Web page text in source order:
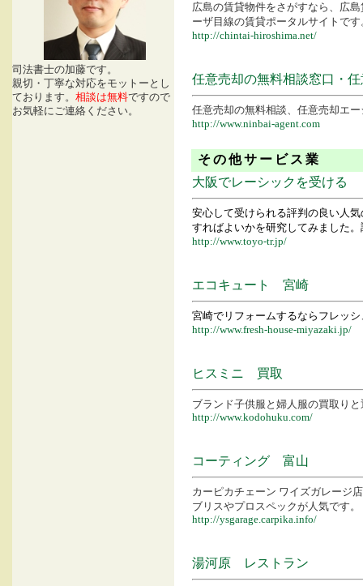
広島の賃貸物件をさがすなら、広
ーザ目線の賃貸ポータルサイトです
http://chintai-hiroshima.net/
任意売却の無料相談窓口・
任意売却の無料相談、任意売却エ
http://www.ninbai-agent.com
その他サービス業
大阪でレーシックを受ける
安心して受けられる評判の良い人
すればよいかを研究してみました
http://www.toyo-tr.jp/
エコキュート 宮崎
宮崎でリフォームするならフレッ
http://www.fresh-house-miyazaki.jp/
ヒスミニ 買取
ブランド子供服と婦人服の買取り
http://www.kodohuku.com/
コーティング 富山
カーピカチェーン ワイズガレージ
ブリスやプロスペックが人気です。
http://ysgarage.carpika.info/
湯河原 レストラン
司法書士の加藤です。
親切・丁寧な対応をモットーとし
ております。 相談は無料ですので
お気軽にご連絡ください。